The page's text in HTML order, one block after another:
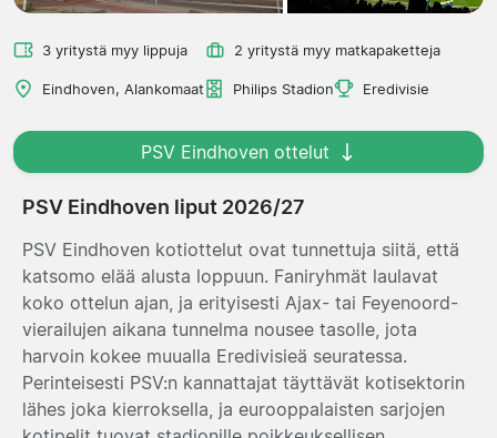
3 yritystä myy lippuja 2 yritystä myy matkapaketteja
Eindhoven, Alankomaat Philips Stadion Eredivisie
PSV Eindhoven ottelut
PSV Eindhoven liput 2026/27
PSV Eindhoven kotiottelut ovat tunnettuja siitä, että
katsomo elää alusta loppuun. Faniryhmät laulavat
koko ottelun ajan, ja erityisesti Ajax- tai Feyenoord-
vierailujen aikana tunnelma nousee tasolle, jota
harvoin kokee muualla Eredivisieä seuratessa.
Perinteisesti PSV:n kannattajat täyttävät kotisektorin
lähes joka kierroksella, ja eurooppalaisten sarjojen